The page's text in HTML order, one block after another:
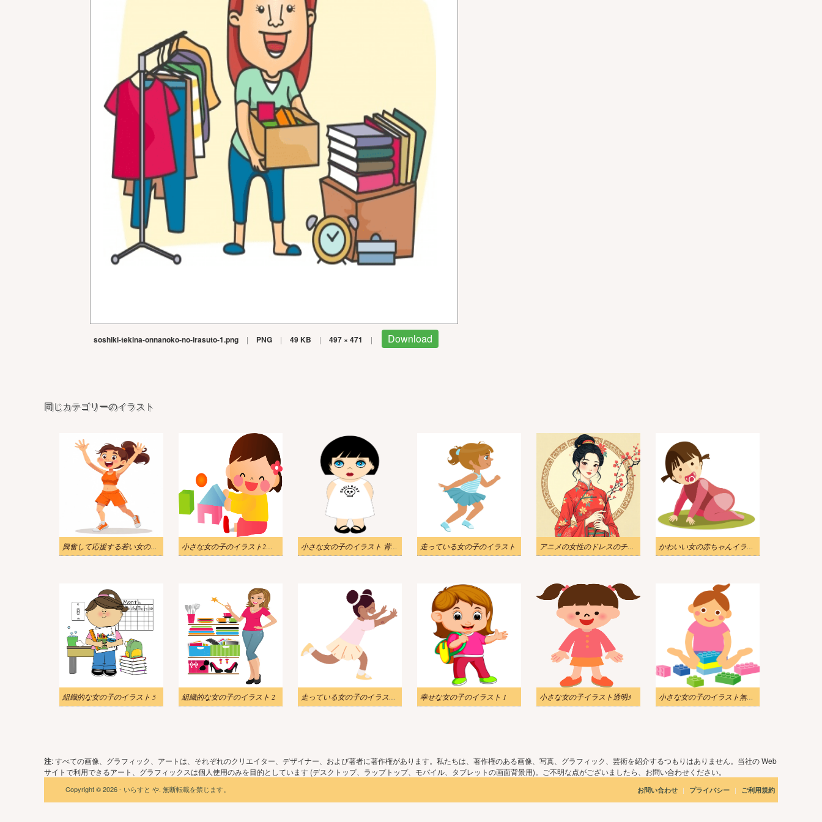
soshiki-tekina-onnanoko-no-irasuto-1.png | PNG | 49 KB | 497 × 471 | Download
同じカテゴリーのイラスト
興奮して応援する若い女の子のイラスト 無料 小さな女の子のイラスト2無料画像 小さな女の子のイラスト 背景透明2 走っている女の子のイラスト アニメの女性のドレスのチャイナドレスのイラストの背景 かわいい女の赤ちゃんイラスト 1
組織的な女の子のイラスト 5 組織的な女の子のイラスト 2 走っている女の子のイラストpng 幸せな女の子のイラスト 1 小さな女の子イラスト透明3 小さな女の子のイラスト無料ダウンロード
注: すべての画像、グラフィック、アートは、それぞれのクリエイター、デザイナー、および著者に著作権があります。私たちは、著作権のある画像、写真、グラフィック、芸術を紹介するつもりはありません。当社の Web
サイトで利用できるアート、グラフィックスは個人使用のみを目的としています (デスクトップ、ラップトップ、モバイル、タブレットの画面背景用)。ご不明な点がございましたら、お問い合わせください。
Copyright © 2026 - いらすと や. 無断転載を禁じます。 お問い合わせ | プライバシー | ご利用規約